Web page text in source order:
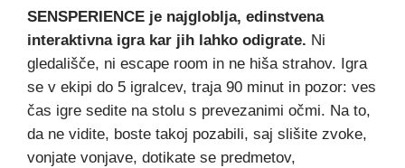
SENSPERIENCE je najgloblja, edinstvena
interaktivna igra kar jih lahko odigrate. Ni
gledališče, ni escape room in ne hiša strahov. Igra
se v ekipi do 5 igralcev, traja 90 minut in pozor: ves
čas igre sedite na stolu s prevezanimi očmi. Na to,
da ne vidite, boste takoj pozabili, saj slišite zvoke,
vonjate vonjave, dotikate se predmetov,